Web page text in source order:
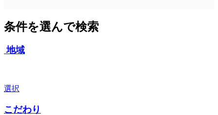
条件を選んで検索
地域
選択
こだわり